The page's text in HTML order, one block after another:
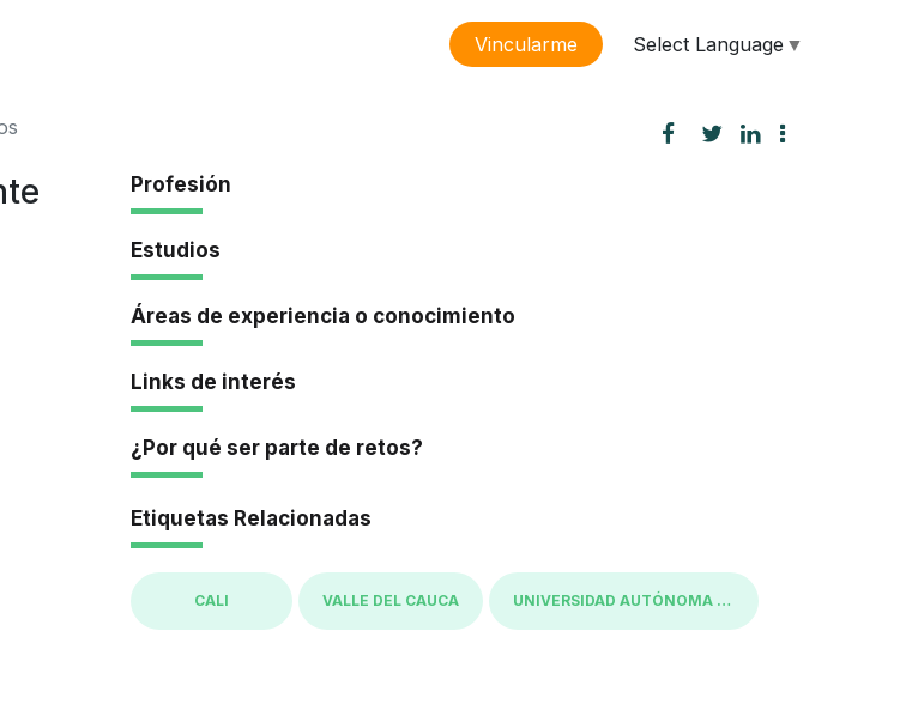
Vincularme Select Language ▼
Profesión
Estudios
Áreas de experiencia o conocimiento
Links de interés
¿Por qué ser parte de retos?
Etiquetas Relacionadas
CALI VALLE DEL CAUCA UNIVERSIDAD AUTÓNOMA DE OCCIDENTE